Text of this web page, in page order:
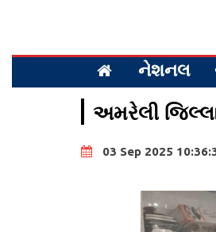
નેશનલ
અમરેલી
03 Sep 2025